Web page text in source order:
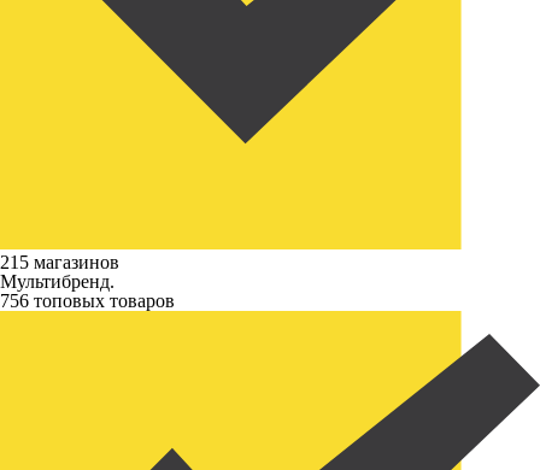
215 магазинов
Мультибренд.
756 топовых товаров